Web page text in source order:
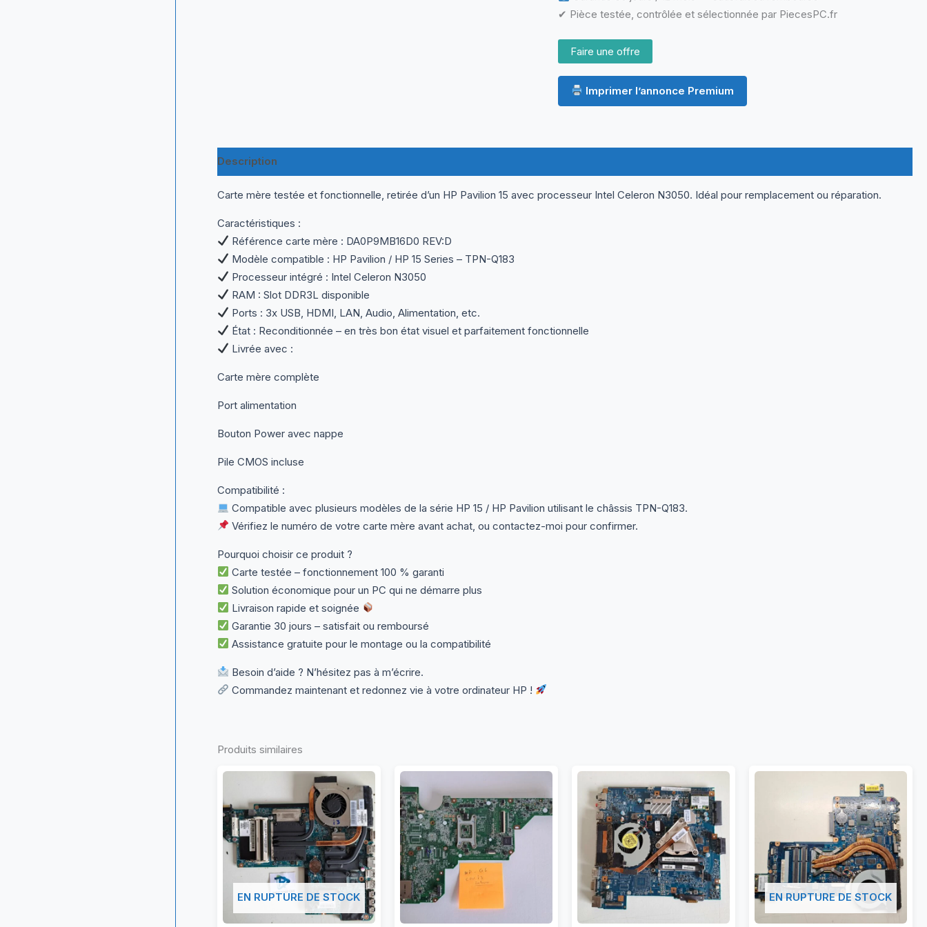
✔ Pièce testée, contrôlée et sélectionnée par PiecesPC.fr
Faire une offre
Imprimer l’annonce Premium
Description
Carte mère testée et fonctionnelle, retirée d’un HP Pavilion 15 avec processeur Intel Celeron N3050. Idéal pour remplacement ou réparation.
Caractéristiques :
Référence carte mère : DA0P9MB16D0 REV:D
Modèle compatible : HP Pavilion / HP 15 Series – TPN-Q183
Processeur intégré : Intel Celeron N3050
RAM : Slot DDR3L disponible
Ports : 3x USB, HDMI, LAN, Audio, Alimentation, etc.
État : Reconditionnée – en très bon état visuel et parfaitement fonctionnelle
Livrée avec :
Carte mère complète
Port alimentation
Bouton Power avec nappe
Pile CMOS incluse
Compatibilité :
Compatible avec plusieurs modèles de la série HP 15 / HP Pavilion utilisant le châssis TPN-Q183.
Vérifiez le numéro de votre carte mère avant achat, ou contactez-moi pour confirmer.
Pourquoi choisir ce produit ?
Carte testée – fonctionnement 100 % garanti
Solution économique pour un PC qui ne démarre plus
Livraison rapide et soignée
Garantie 30 jours – satisfait ou remboursé
Assistance gratuite pour le montage ou la compatibilité
Besoin d’aide ? N’hésitez pas à m’écrire.
Commandez maintenant et redonnez vie à votre ordinateur HP !
Produits similaires
EN RUPTURE DE STOCK EN RUPTURE DE STOCK